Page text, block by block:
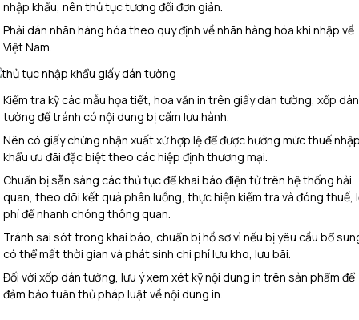
nhập khẩu, nên thủ tục tương đối đơn giản.
Phải dán nhãn hàng hóa theo quy định về nhãn hàng hóa khi nhập về
Việt Nam.
Kiểm tra kỹ các mẫu họa tiết, hoa văn in trên giấy dán tường, xốp dán
tường để tránh có nội dung bị cấm lưu hành.
Nên có giấy chứng nhận xuất xứ hợp lệ để được hưởng mức thuế
khẩu ưu đãi đặc biệt theo các hiệp định thương mại.
Chuẩn bị sẵn sàng các thủ tục để khai báo điện tử trên hệ thống hải
quan, theo dõi kết quả phân luồng, thực hiện kiểm tra và đóng thuế,
phí để nhanh chóng thông quan.
Tránh sai sót trong khai báo, chuẩn bị hồ sơ vì nếu bị yêu cầu bổ
có thể mất thời gian và phát sinh chi phí lưu kho, lưu bãi.
Đối với xốp dán tường, lưu ý xem xét kỹ nội dung in trên sản phẩm để
đảm bảo tuân thủ pháp luật về nội dung in.